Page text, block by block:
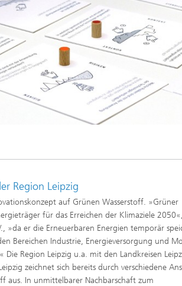
Region Leipzig
auf Grünen Wasserstoff. »Grüner
für das Erreichen der Klimaziele
»da er die Erneuerbaren Energien temporär
Bereichen Industrie, Energieversorgung und
Die Region Leipzig u.a. mit den Landkreisen
zeichnet sich bereits durch verschiedene
aus. In unmittelbarer Nachbarschaft zum